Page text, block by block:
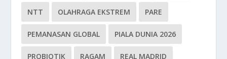
NTT OLAHRAGA EKSTREM PARE
PEMANASAN GLOBAL PIALA DUNIA 2026
PROBIOTIK RAGAM REAL MADRID